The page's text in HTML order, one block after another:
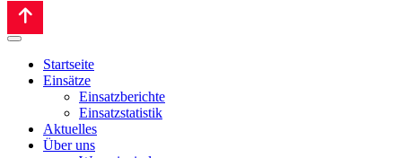
Startseite
Einsätze
Einsatzberichte
Einsatzstatistik
Aktuelles
Über uns